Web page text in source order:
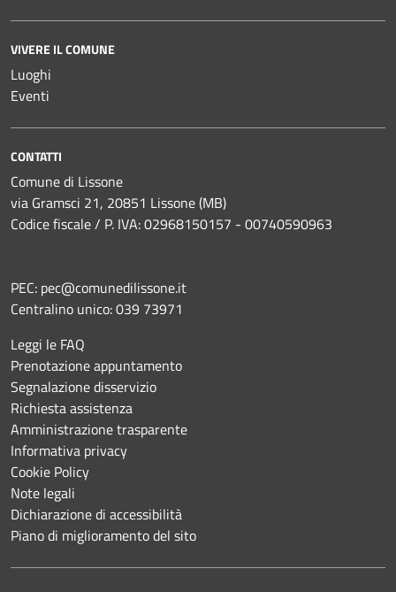
VIVERE IL COMUNE
Luoghi
Eventi
CONTATTI
Comune di Lissone
via Gramsci 21, 20851 Lissone (MB)
Codice fiscale / P. IVA: 02968150157 - 00740590963
PEC: pec@comunedilissone.it
Centralino unico:039 73971
Leggi le FAQ
Prenotazione appuntamento
Segnalazione disservizio
Richiesta assistenza
Amministrazione trasparente
Informativa privacy
Cookie Policy
Note legali
Dichiarazione di accessibilità
Piano di miglioramento del sito